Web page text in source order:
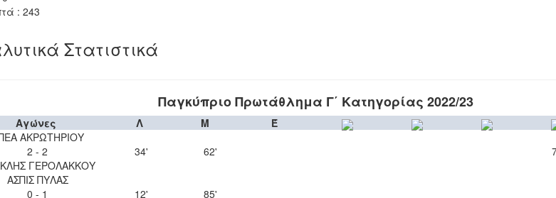
: 243
Στατιστικά
Παγκύπριο Πρωτάθλημα Γ΄ Κατηγορίας 2022/23
Αγώνες Λ Μ
Έ
ΑΚΡΩΤΗΡΙΟΥ
2 - 2
ΓΕΡΟΛΑΚΚΟΥ
34' 62'
ΑΣΠΙΣ ΠΥΛΑΣ
0 - 1
12' 85'